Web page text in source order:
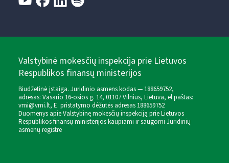
Valstybinė mokesčių inspekcija prie Lietuvos
Respublikos finansų ministerijos
Biudžetinė įstaiga. Juridinio asmens kodas — 188659752,
adresas: Vasario 16-osios g. 14, 01107 Vilnius, Lietuva, el.paštas:
vmi@vmi.lt, E. pristatymo dėžutės adresas 188659752
Duomenys apie Valstybinę mokesčių inspekciją prie Lietuvos
Respublikos finansų ministerijos kaupiami ir saugomi Juridinių
asmenų registre